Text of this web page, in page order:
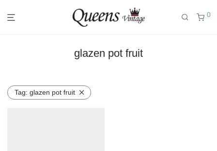
0
glazen pot fruit
Tag: glazen pot fruit